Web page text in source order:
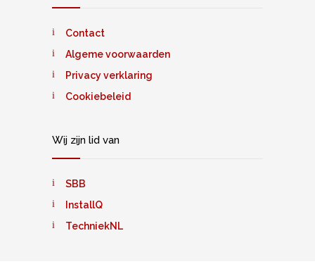
Contact
Algeme voorwaarden
Privacy verklaring
Cookiebeleid
Wij zijn lid van
SBB
InstallQ
TechniekNL